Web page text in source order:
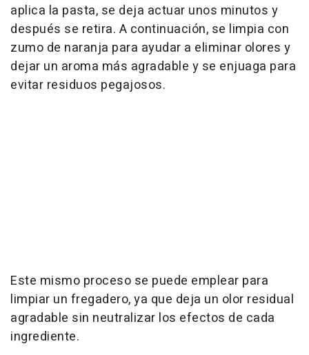
aplica la pasta, se deja actuar unos minutos y
después se retira. A continuación, se limpia con
zumo de naranja para ayudar a eliminar olores y
dejar un aroma más agradable y se enjuaga para
evitar residuos pegajosos.
Este mismo proceso se puede emplear para
limpiar un fregadero, ya que deja un olor residual
agradable sin neutralizar los efectos de cada
ingrediente.